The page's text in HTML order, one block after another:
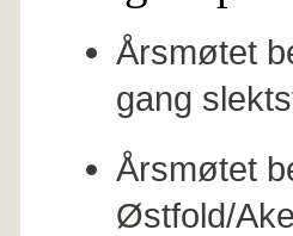
Årsmøtet
gang
Årsmøtet
Østfold/